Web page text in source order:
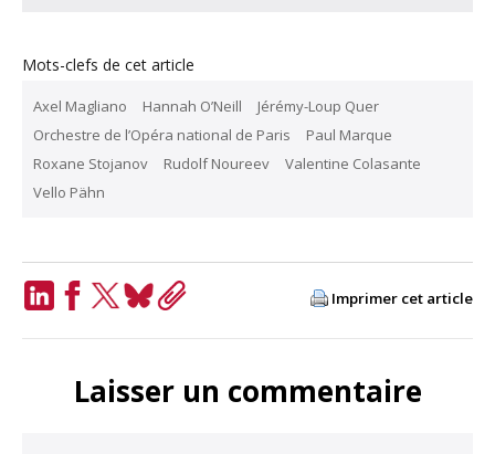
Mots-clefs de cet article
Axel Magliano Hannah O’Neill
Jérémy-Loup Quer
Orchestre de l’Opéra national de Paris
Paul Marque
Roxane Stojanov
Rudolf Noureev
Valentine Colasante
Vello Pähn
Imprimer cet article
Laisser un commentaire